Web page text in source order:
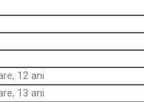
12 ani
13 ani